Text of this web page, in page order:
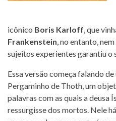
icônico Boris Karloff, que
Frankenstein, no entanto,
sujeitos experientes garantiu o
Essa versão começa falando
Pergaminho de Thoth, um
palavras com as quais a deusa
ressurgisse dos mortos. Nele